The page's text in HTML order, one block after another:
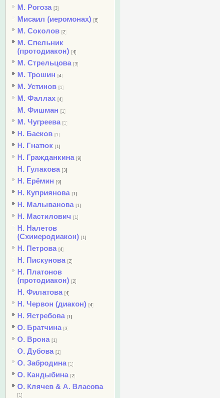
М. Рогоза [3]
Мисаил (иеромонах) [6]
М. Соколов [2]
М. Спельник
(протодиакон) [4]
М. Стрельцова [3]
М. Трошин [4]
М. Устинов [1]
М. Фаллах [4]
М. Фишман [1]
М. Чугреева [1]
Н. Басков [1]
Н. Гнатюк [1]
Н. Гражданкина [9]
Н. Гулакова [3]
Н. Ерёмин [9]
Н. Куприянова [1]
Н. Малыванова [1]
Н. Мастилович [1]
Н. Налетов
(Схииеродиакон) [1]
Н. Петрова [4]
Н. Пискунова [2]
Н. Платонов
(протодиакон) [2]
Н. Филатова [4]
Н. Червон (диакон) [4]
Н. Ястребова [1]
О. Братчина [3]
О. Врона [1]
О. Дубова [1]
О. Забродина [1]
О. Кандыбина [2]
О. Клячев & А. Власова
[1]